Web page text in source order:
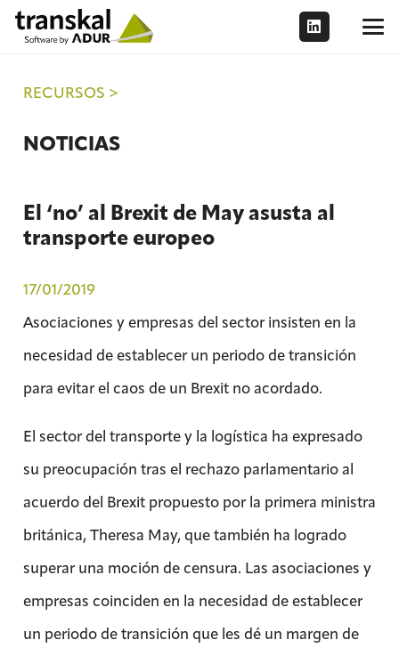
RECURSOS >
NOTICIAS
El ‘no’ al Brexit de May asusta al
transporte europeo
17/01/2019
Asociaciones y empresas del sector insisten en la
necesidad de establecer un periodo de transición
para evitar el caos de un Brexit no acordado.
El sector del transporte y la logística ha expresado
su preocupación tras el rechazo parlamentario al
acuerdo del Brexit propuesto por la primera ministra
británica, Theresa May, que también ha logrado
superar una moción de censura. Las asociaciones y
empresas coinciden en la necesidad de establecer
un periodo de transición que les dé un margen de